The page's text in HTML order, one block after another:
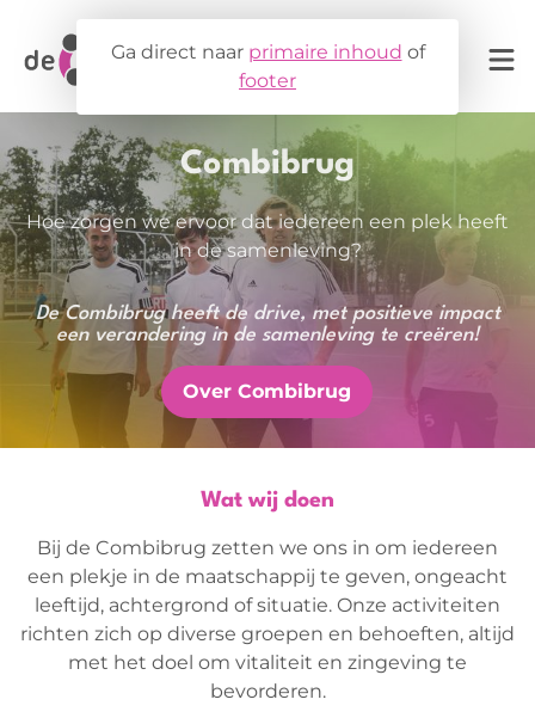
Ga direct naar primaire inhoud of
footer
Agenda
Projecten
MDT
TaalBrug
YoungMakers
Buurtsport- en cultuurcoach
Nieuwkomers projecten
Partners
COA & ISK
Fondsen
Gemeenten
Verenigingen
Over Combibrug
Steun ons
Agenda
Nieuws
Contact
Werken bij
Combibrug
Hoe zorgen we ervoor dat iedereen een plek heeft
in de samenleving?
De Combibrug heeft de drive, met positieve impact
een verandering in de samenleving te creëren!
Over Combibrug
Wat wij doen
Bij de Combibrug zetten we ons in om iedereen
een plekje in de maatschappij te geven, ongeacht
leeftijd, achtergrond of situatie. Onze activiteiten
richten zich op diverse groepen en behoeften, altijd
met het doel om vitaliteit en zingeving te
bevorderen.